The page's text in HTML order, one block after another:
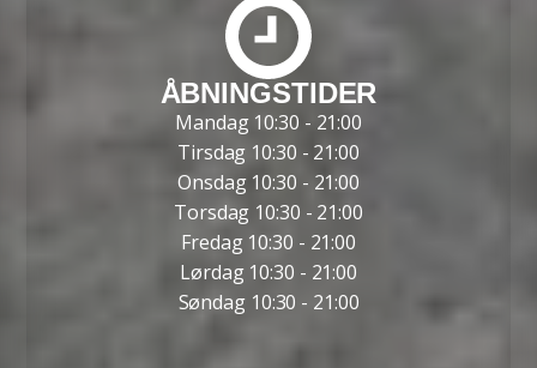
ÅBNINGSTIDER
Mandag 10:30 - 21:00
Tirsdag 10:30 - 21:00
Onsdag 10:30 - 21:00
Torsdag 10:30 - 21:00
Fredag 10:30 - 21:00
Lørdag 10:30 - 21:00
Søndag 10:30 - 21:00